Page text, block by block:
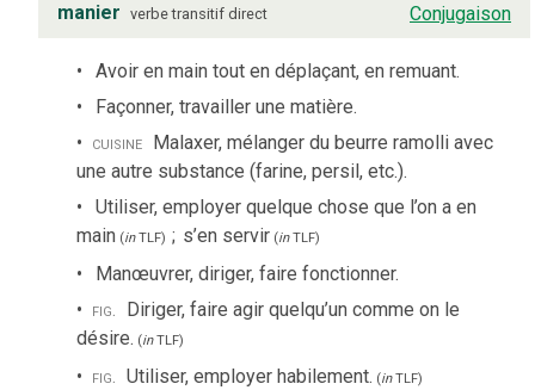
manier verbe transitif direct Conjugaison
Avoir en main tout en déplaçant, en remuant.
Façonner, travailler une matière.
cuisine Malaxer, mélanger du beurre ramolli avec
une autre substance (farine, persil, etc.).
Utiliser, employer quelque chose que l’on a en
main (inTLF) ; s’en servir(inTLF)
Manœuvrer, diriger, faire fonctionner.
fig. Diriger, faire agir quelqu’un comme on le
désire. (inTLF)
fig. Utiliser, employer habilement. (inTLF)